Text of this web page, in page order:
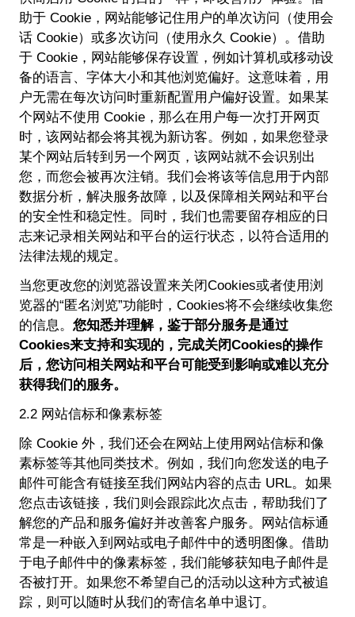
助于 Cookie，网站能够记住用户的单次访问（使用会
话 Cookie）或多次访问（使用永久 Cookie）。借助
于 Cookie，网站能够保存设置，例如计算机或移动设
备的语言、字体大小和其他浏览偏好。这意味着，用
户无需在每次访问时重新配置用户偏好设置。如果某
个网站不使用 Cookie，那么在用户每一次打开网页
时，该网站都会将其视为新访客。例如，如果您登录
某个网站后转到另一个网页，该网站就不会识别出
您，而您会被再次注销。我们会将该等信息用于内部
数据分析，解决服务故障，以及保障相关网站和平台
的安全性和稳定性。同时，我们也需要留存相应的日
志来记录相关网站和平台的运行状态，以符合适用的
法律法规的规定。
当您更改您的浏览器设置来关闭Cookies或者使用浏
览器的“匿名浏览”功能时，Cookies将不会继续收集您
的信息。 您知悉并理解，鉴于部分服务是通过
Cookies来支持和实现的，完成关闭Cookies的操作
后，您访问相关网站和平台可能受到影响或难以充分
获得我们的服务。
2.2 网站信标和像素标签
除 Cookie 外，我们还会在网站上使用网站信标和像
素标签等其他同类技术。例如，我们向您发送的电子
邮件可能含有链接至我们网站内容的点击 URL。如果
您点击该链接，我们则会跟踪此次点击，帮助我们了
解您的产品和服务偏好并改善客户服务。网站信标通
常是一种嵌入到网站或电子邮件中的透明图像。借助
于电子邮件中的像素标签，我们能够获知电子邮件是
否被打开。如果您不希望自己的活动以这种方式被追
踪，则可以随时从我们的寄信名单中退订。